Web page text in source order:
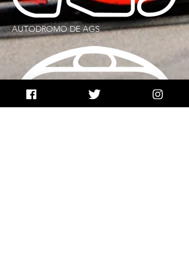
AUTODROMO DE AGS